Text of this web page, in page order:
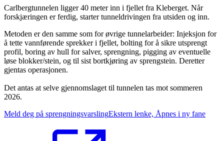
Carlbergtunnelen ligger 40 meter inn i fjellet fra Kleberget. Når
forskjæringen er ferdig, starter tunneldrivingen fra utsiden og inn.
Metoden er den samme som for øvrige tunnelarbeider: Injeksjon for
å tette vannførende sprekker i fjellet, bolting for å sikre utsprengt
profil, boring av hull for salver, sprengning, pigging av eventuelle
løse blokker/stein, og til sist bortkjøring av sprengstein. Deretter
gjentas operasjonen.
Det antas at selve gjennomslaget til tunnelen tas mot sommeren
2026.
Meld deg på sprengningsvarslingEkstern lenke, Åpnes i ny fane